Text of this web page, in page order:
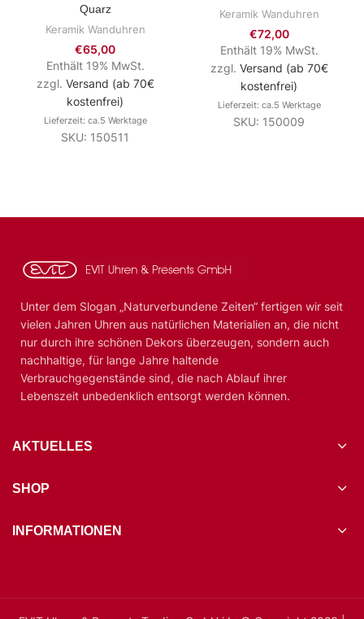
Quarz
Keramik Wanduhren
€65,00
Enthält 19% MwSt.
zzgl. Versand (ab 70€
kostenfrei)
Lieferzeit: ca.5 Werktage
SKU: 150511
Keramik Wanduhren
€72,00
Enthält 19% MwSt.
zzgl. Versand (ab 70€
kostenfrei)
Lieferzeit: ca.5 Werktage
SKU: 150009
Unter dem Slogan „Naturverbundene Zeiten“ fertigen wir seit
vielen Jahren Uhren aus natürlichen Materialien an, die nicht
nur durch ihre schönen Dekors überzeugen, sondern auch
nachhaltige, für lange Jahre haltende
Verbrauchgegenstände sind, die nach Ablauf ihrer
Lebenszeit unbedenklich entsorgt werden können.
AKTUELLES
SHOP
INFORMATIONEN